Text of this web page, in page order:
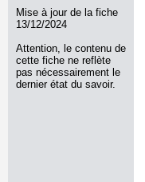
Mise à jour de la fiche
13/12/2024
Attention, le contenu de
cette fiche ne reflète
pas nécessairement le
dernier état du savoir.